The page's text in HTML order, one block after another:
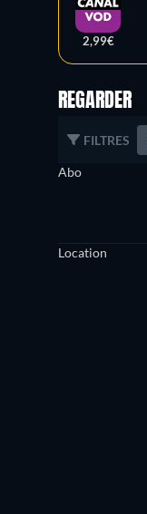
2,99€
REGARDER
FILTRES
Abo
Location